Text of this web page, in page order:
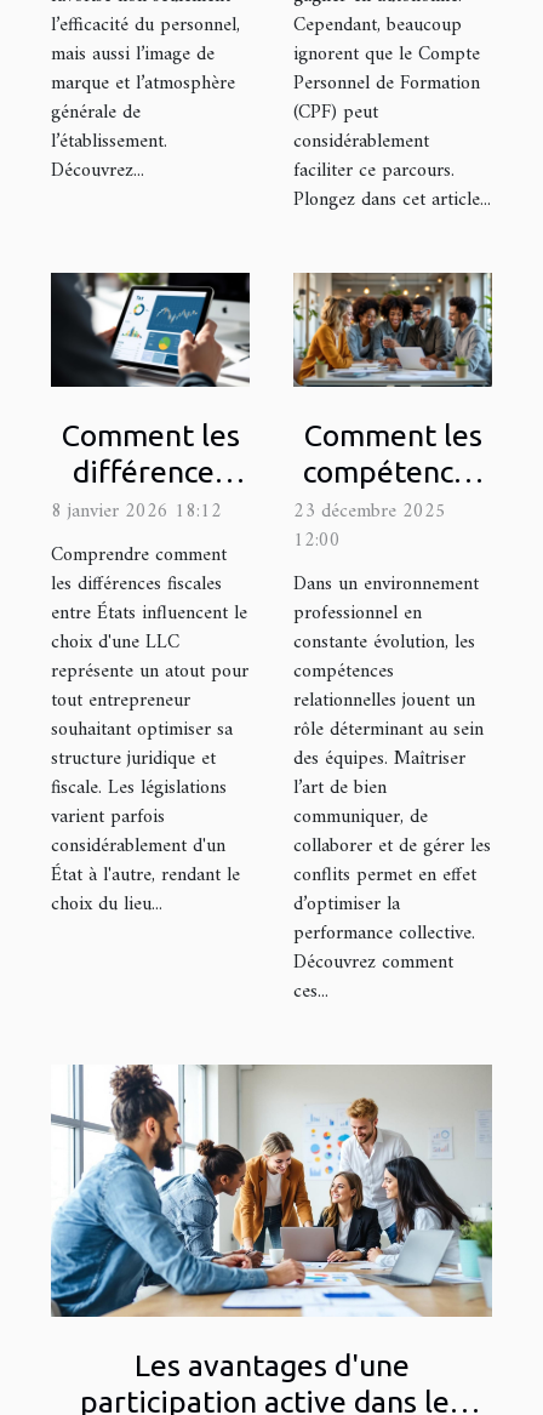
l’efficacité du personnel,
mais aussi l’image de
marque et l’atmosphère
générale de
l’établissement.
Découvrez...
Cependant, beaucoup
ignorent que le Compte
Personnel de Formation
(CPF) peut
considérablement
faciliter ce parcours.
Plongez dans cet article...
Comment les
différences
fiscales entre
États
influencent le
choix d'une
LLC ?
8 janvier 2026 18:12
Comprendre comment
les différences fiscales
entre États influencent le
choix d'une LLC
représente un atout pour
tout entrepreneur
souhaitant optimiser sa
structure juridique et
fiscale. Les législations
varient parfois
considérablement d'un
État à l'autre, rendant le
choix du lieu...
Comment les
compétences
relationnelles
renforcent-
elles une
équipe ?
23 décembre 2025
12:00
Dans un environnement
professionnel en
constante évolution, les
compétences
relationnelles jouent un
rôle déterminant au sein
des équipes. Maîtriser
l’art de bien
communiquer, de
collaborer et de gérer les
conflits permet en effet
d’optimiser la
performance collective.
Découvrez comment
ces...
Les avantages d'une
participation active dans les